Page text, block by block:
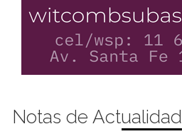
Notas de Actualidad